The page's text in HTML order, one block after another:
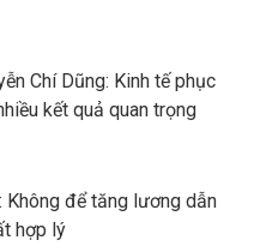
Chí Dũng: Kinh tế phục
kết quả quan trọng
Không để tăng lương dẫn
hợp lý